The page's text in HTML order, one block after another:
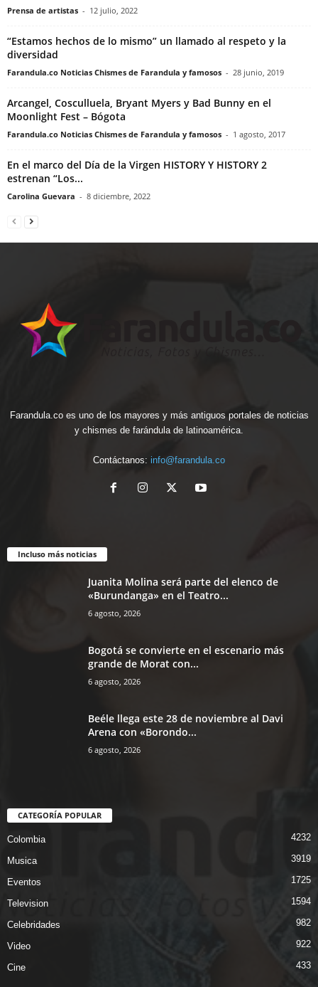
Prensa de artistas - 12 julio, 2022
“Estamos hechos de lo mismo” un llamado al respeto y la
diversidad
Farandula.co Noticias Chismes de Farandula y famosos - 28 junio, 2019
Arcangel, Cosculluela, Bryant Myers y Bad Bunny en el
Moonlight Fest – Bógota
Farandula.co Noticias Chismes de Farandula y famosos - 1 agosto, 2017
En el marco del Día de la Virgen HISTORY Y HISTORY 2
estrenan “Los...
Carolina Guevara - 8 diciembre, 2022
Farandula.co es uno de los mayores y más antiguos portales de noticias
y chismes de farándula de latinoamérica.
Contáctanos: info@farandula.co
Incluso más noticias
Juanita Molina será parte del elenco de
«Burundanga» en el Teatro...
6 agosto, 2026
Bogotá se convierte en el escenario más
grande de Morat con...
6 agosto, 2026
Beéle llega este 28 de noviembre al Davi
Arena con «Borondo...
6 agosto, 2026
CATEGORÍA POPULAR
Colombia 4232
Musica 3919
Eventos 1725
Television 1594
Celebridades 982
Video 922
Cine 433